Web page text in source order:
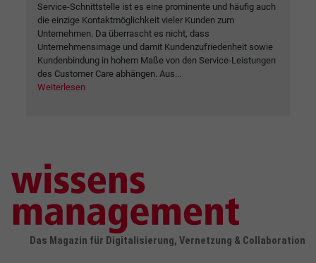
Service-Schnittstelle ist es eine prominente und häufig auch
die einzige Kontaktmöglichkeit vieler Kunden zum
Unternehmen. Da überrascht es nicht, dass
Unternehmensimage und damit Kundenzufriedenheit sowie
Kundenbindung in hohem Maße von den Service-Leistungen
des Customer Care abhängen. Aus...
Weiterlesen
Das Magazin für Digitalisierung, Vernetzung & Collaboration